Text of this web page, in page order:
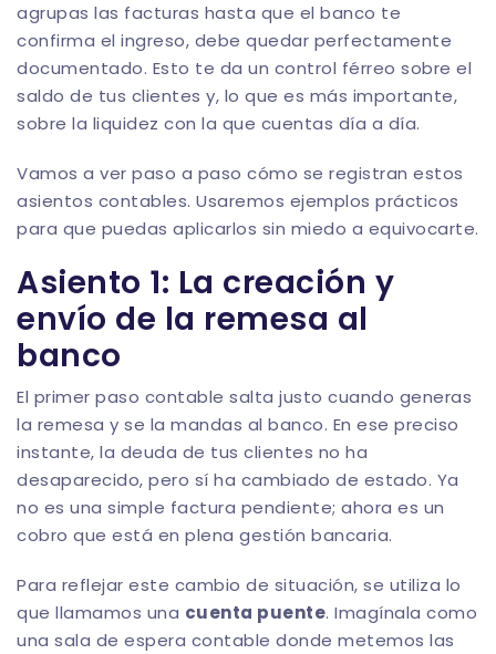
agrupas las facturas hasta que el banco te
confirma el ingreso, debe quedar perfectamente
documentado. Esto te da un control férreo sobre el
saldo de tus clientes y, lo que es más importante,
sobre la liquidez con la que cuentas día a día.
Vamos a ver paso a paso cómo se registran estos
asientos contables. Usaremos ejemplos prácticos
para que puedas aplicarlos sin miedo a equivocarte.
Asiento 1: La creación y
envío de la remesa al
banco
El primer paso contable salta justo cuando generas
la remesa y se la mandas al banco. En ese preciso
instante, la deuda de tus clientes no ha
desaparecido, pero sí ha cambiado de estado. Ya
no es una simple factura pendiente; ahora es un
cobro que está en plena gestión bancaria.
Para reflejar este cambio de situación, se utiliza lo
que llamamos una cuenta puente. Imagínala como
una sala de espera contable donde metemos las